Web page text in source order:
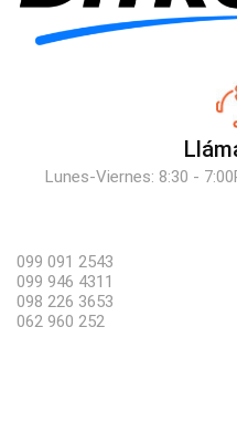
Lunes-Viernes: 8:30 -
099 091 2543
099 946 4311
098 226 3653
062 960 252